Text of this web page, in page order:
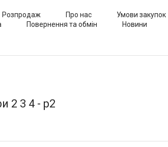
Розпродаж Про нас
Умови закупок
Повернення та обмін Новини
2 3 4 - р2